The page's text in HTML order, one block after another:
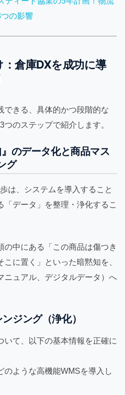
の影響
倉庫DXを成功に導
できる、具体的かつ段階的な
のステップで紹介します。
のデータ化と商品マス
グ
は、システムを導入すること
「データ」を整理・浄化するこ
の中にある「この商品は傷つき
に置く」といった暗黙知を、
ニュアル、デジタルデータ）へ
ジング（浄化）
いて、以下の基本情報を正確に
のような高機能WMSを導入し